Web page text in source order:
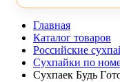
Главная
Каталог товаров
Российские
Сухпайки по
Сухпаек Будь